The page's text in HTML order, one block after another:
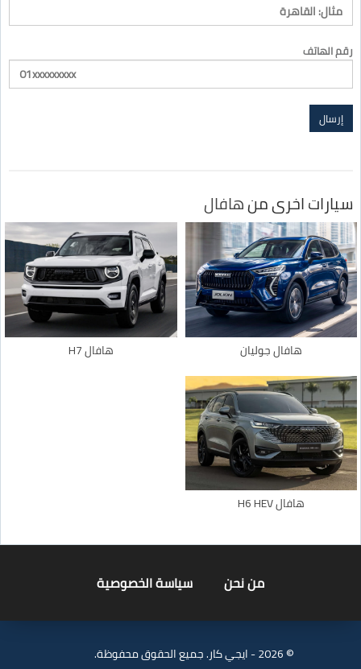
رقم الهاتف
سيارات اخرى منهافال
هافال جوليان هافال H7
هافال H6 HEV
من نحن سياسة الخصوصية
© 2026 - ايجي كار. جميع الحقوق محفوظة.